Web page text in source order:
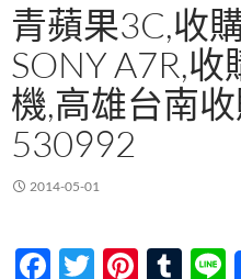
青蘋果3C,收
SONY A7R,
機,高雄台南
530992
2014-05-01
F
T
Pi T